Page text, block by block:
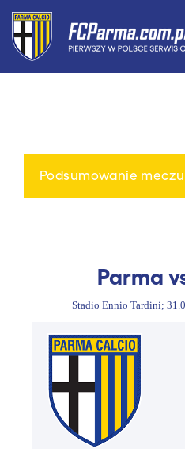
Podsumowanie meczu
Parma
Stadio Ennio Tardini;